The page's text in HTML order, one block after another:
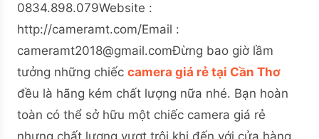
0834.898.079Website :
http://cameramt.com/Email :
cameramt2018@gmail.comĐừng bao giờ lầm
tưởng những chiếc camera giá rẻ tại Cần Thơ
đều là hãng kém chất lượng nữa nhé. Bạn hoàn
toàn có thể sở hữu một chiếc camera giá rẻ
nhưng chất lượng vượt trội khi đến với cửa hàng